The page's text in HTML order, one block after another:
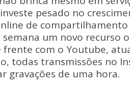
p ar
e
pesado no
de
um novo recurso o
com o Youtube,
todas transmissões no
gravações de uma hora.